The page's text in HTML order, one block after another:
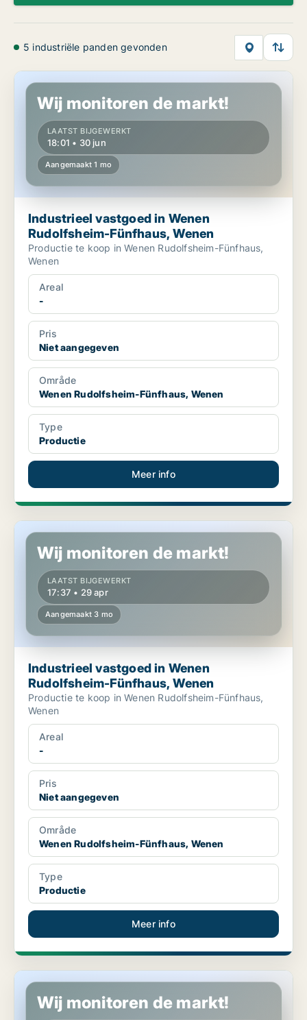
5 industriële panden gevonden
Industrieel vastgoed in Wenen Rudolfsheim-Fünfhaus, Wenen
Wij monitoren de markt!
LAATST BIJGEWERKT
18:01 • 30 jun
Aangemaakt 1 mo
Industrieel vastgoed in Wenen
Rudolfsheim-Fünfhaus, Wenen
Productie te koop in Wenen Rudolfsheim-Fünfhaus,
Wenen
Areal
-
Pris
Niet aangegeven
Område
Wenen Rudolfsheim-Fünfhaus, Wenen
Type
Productie
Meer info
Industrieel vastgoed in Wenen Rudolfsheim-Fünfhaus, Wenen
Wij monitoren de markt!
LAATST BIJGEWERKT
17:37 • 29 apr
Aangemaakt 3 mo
Industrieel vastgoed in Wenen
Rudolfsheim-Fünfhaus, Wenen
Productie te koop in Wenen Rudolfsheim-Fünfhaus,
Wenen
Areal
-
Pris
Niet aangegeven
Område
Wenen Rudolfsheim-Fünfhaus, Wenen
Type
Productie
Meer info
Industrieel vastgoed in Wenen Rudolfsheim-Fünfhaus, Wenen
Wij monitoren de markt!